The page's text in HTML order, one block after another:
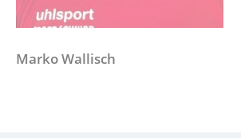
Marko Wallisch